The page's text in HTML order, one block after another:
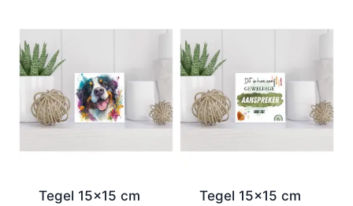
Tegel 15×15 cm
Tegel 15×15 cm